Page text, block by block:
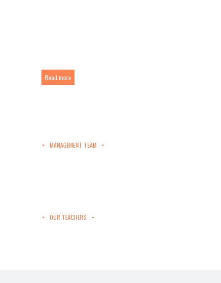
Read more
MANAGEMENT TEAM
OUR TEACHERS